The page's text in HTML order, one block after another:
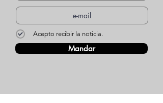
Acepto recibir la noticia.
Mandar